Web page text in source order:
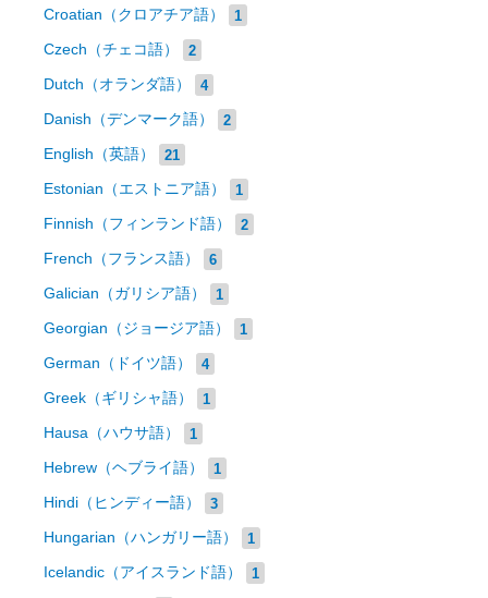
Croatian（クロアチア語） 1
Czech（チェコ語） 2
Dutch（オランダ語） 4
Danish（デンマーク語） 2
English（英語） 21
Estonian（エストニア語） 1
Finnish（フィンランド語） 2
French（フランス語） 6
Galician（ガリシア語） 1
Georgian（ジョージア語） 1
German（ドイツ語） 4
Greek（ギリシャ語） 1
Hausa（ハウサ語） 1
Hebrew（ヘブライ語） 1
Hindi（ヒンディー語） 3
Hungarian（ハンガリー語） 1
Icelandic（アイスランド語） 1